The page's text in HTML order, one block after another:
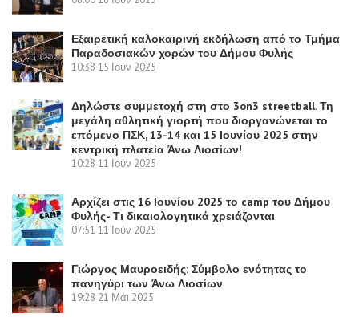
Εξαιρετική καλοκαιρινή εκδήλωση από το Τμήμα
Παραδοσιακών χορών του Δήμου Φυλής
10:38 15 Ιούν 2025
Δηλώστε συμμετοχή στη στο 3on3 streetball. Τη
μεγάλη αθλητική γιορτή που διοργανώνεται το
επόμενο ΠΣΚ, 13-14 και 15 Ιουνίου 2025 στην
κεντρική πλατεία Άνω Λιοσίων!
10:28 11 Ιούν 2025
Αρχίζει στις 16 Ιουνίου 2025 το camp του Δήμου
Φυλής- Τι δικαιολογητικά χρειάζονται
07:51 11 Ιούν 2025
Γιώργος Μαυροειδής: Σύμβολο ενότητας το
πανηγύρι των Άνω Λιοσίων
19:28 21 Μάι 2025